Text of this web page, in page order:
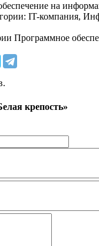
на
IT-компания,
Программное
крепость»